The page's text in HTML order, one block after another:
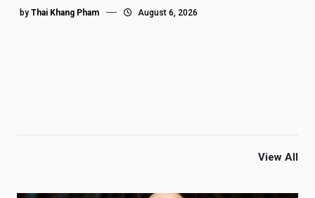
by Thai Khang Pham August 6, 2026
View All